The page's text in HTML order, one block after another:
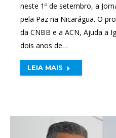
neste 1º de setembro, a
pela Paz na Nicarágua. O
da CNBB e a ACN, Ajuda a
dois anos de…
LEIA MAIS